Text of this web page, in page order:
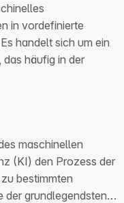
in vordefinierte
handelt sich um ein
häufig in der
maschinellen
(KI) den Prozess der
bestimmten
der grundlegendsten…